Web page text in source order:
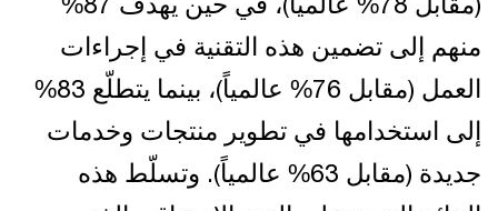
منهم إلى تضمين هذه التقنية في إجراءات
العمل (مقابل 76% عالمياً)، بينما يتطلّع 83%
إلى استخدامها في تطوير منتجات وخدمات
جديدة (مقابل 63% عالمياً). وتسلّط هذه